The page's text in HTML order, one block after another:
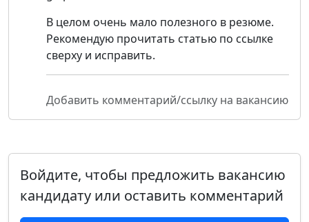
В целом очень мало полезного в резюме.
Рекомендую прочитать статью по ссылке
сверху и исправить.
Добавить комментарий/ссылку на вакансию
Войдите, чтобы предложить вакансию
кандидату или оставить комментарий